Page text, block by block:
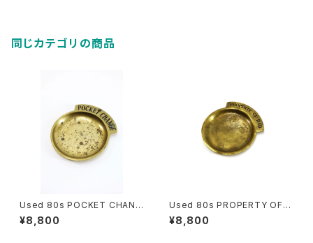
同じカテゴリの商品
Used 80s POCKET CHANG
E Brass Money Tray 古着
¥8,800
Used 80s PROPERTY OF D
AD Brass Money Tray 古着
¥8,800